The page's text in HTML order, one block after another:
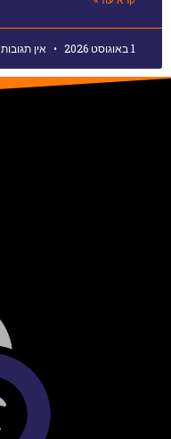
1 באוגוסט 2026 אין תגובות